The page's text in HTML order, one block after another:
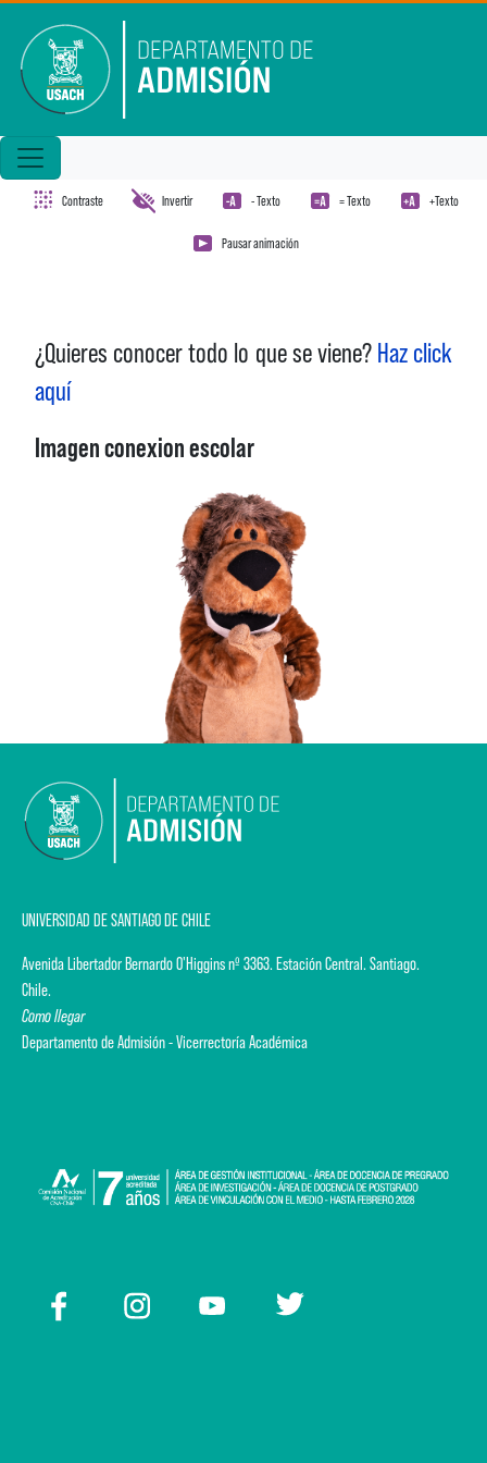
Contraste Invertir - Texto = Texto +Texto
Pausar animación
¿Quieres conocer todo lo que se viene? Haz click
aquí
Imagen conexion escolar
UNIVERSIDAD DE SANTIAGO DE CHILE
Avenida Libertador Bernardo O'Higgins nº 3363. Estación Central. Santiago.
Chile.
Como llegar
Departamento de Admisión - Vicerrectoría Académica